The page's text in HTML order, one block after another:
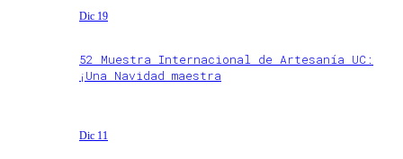
Dic 19
52 Muestra Internacional de Artesanía UC:
¡Una Navidad maestra
Dic 11